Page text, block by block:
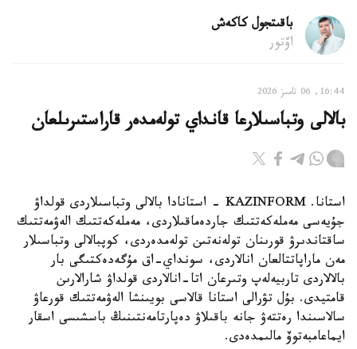
باقىتجول كاكەش
اۆتور
16:44, 06 تامىز 2026
بالالى وتباسىلارعا قانداي تولەمدەر قاراستىرىلعان
استانا. KAZINFORM - استانادا بالالى وتباسىلاردى قولداۋ
جۇيەسى مەملەكەتتىك جاردەماقىلاردى، مەملەكەتتىك الەۋمەتتىك
ساقتاندىرۋ قورىنان تولەنەتىن تولەمدەردى، كوپبالالى وتباسىلار
مەن ماراپاتتالعان انالاردى، سونداي-اق مۇگەدەكتىگى بار
بالالاردى تاربيەلەپ وتىرعان اتا-انالاردى قولداۋ شارالارىن
قامتيدى. بۇل تۋرالى استانا قالاسى بويىنشا الەۋمەتتىك قورعاۋ
سالاسىندا رەتتەۋ جانە باقىلاۋ دەپارتامەنتىنىڭ باسشىسى اسقار
ايماعامبەتوۆ مالىمدەدى.